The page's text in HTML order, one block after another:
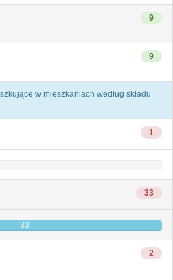
9
9
w mieszkaniach według składu
1
33
33
2